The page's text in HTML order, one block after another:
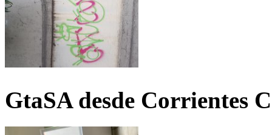
GtaSA desde Corrientes